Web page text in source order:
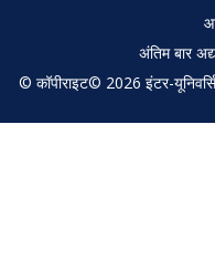
अंतिम बार
© कॉपीराइट© 2026 इंटर-